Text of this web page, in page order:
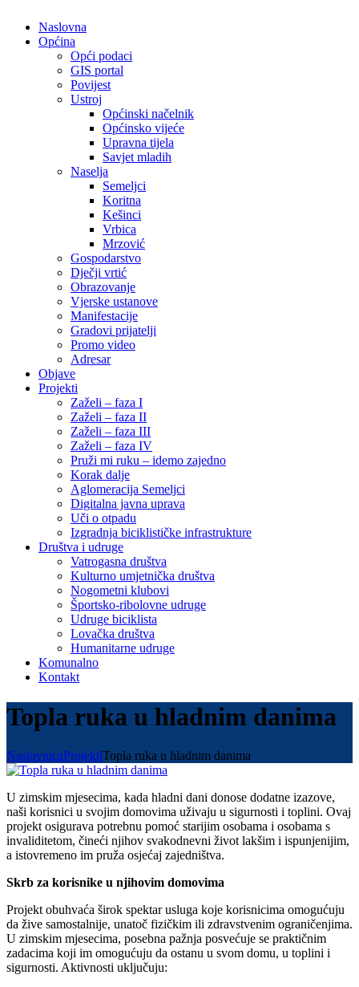
Naslovna
Općina
Opći podaci
GIS portal
Povijest
Ustroj
Općinski načelnik
Općinsko vijeće
Upravna tijela
Savjet mladih
Naselja
Semeljci
Koritna
Kešinci
Vrbica
Mrzović
Gospodarstvo
Dječji vrtić
Obrazovanje
Vjerske ustanove
Manifestacije
Gradovi prijatelji
Promo video
Adresar
Objave
Projekti
Zaželi – faza I
Zaželi – faza II
Zaželi – faza III
Zaželi – faza IV
Pruži mi ruku – idemo zajedno
Korak dalje
Aglomeracija Semeljci
Digitalna javna uprava
Uči o otpadu
Izgradnja biciklističke infrastrukture
Društva i udruge
Vatrogasna društva
Kulturno umjetnička društva
Nogometni klubovi
Športsko-ribolovne udruge
Udruge biciklista
Lovačka društva
Humanitarne udruge
Komunalno
Kontakt
Topla ruka u hladnim danima
NaslovnicaProjektiTopla ruka u hladnim danima
U zimskim mjesecima, kada hladni dani donose dodatne izazove,
naši korisnici u svojim domovima uživaju u sigurnosti i toplini. Ovaj
projekt osigurava potrebnu pomoć starijim osobama i osobama s
invaliditetom, čineći njihov svakodnevni život lakšim i ispunjenijim,
a istovremeno im pruža osjećaj zajedništva.
Skrb za korisnike u njihovim domovima
Projekt obuhvaća širok spektar usluga koje korisnicima omogućuju
da žive samostalnije, unatoč fizičkim ili zdravstvenim ograničenjima.
U zimskim mjesecima, posebna pažnja posvećuje se praktičnim
zadacima koji im omogućuju da ostanu u svom domu, u toplini i
sigurnosti. Aktivnosti uključuju: